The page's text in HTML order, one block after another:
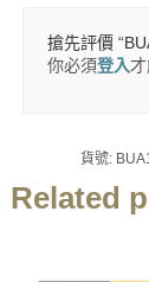
搶先評價
你必須登入
貨號:
Related